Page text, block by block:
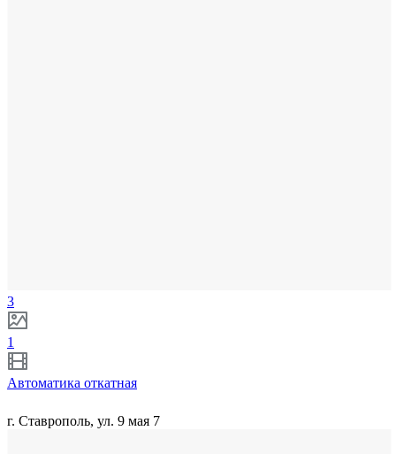
3
1
Автоматика откатная
г. Ставрополь, ул. 9 мая 7